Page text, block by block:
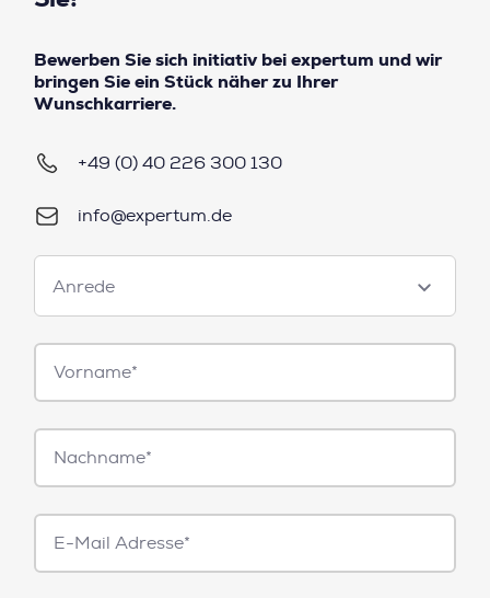
Bewerben Sie sich initiativ bei expertum und wir
bringen Sie ein Stück näher zu Ihrer
Wunschkarriere.
+49 (0) 40 226 300 130
info@expertum.de
Anrede
Anrede
Vorname*
Nachname*
E-
Mail*